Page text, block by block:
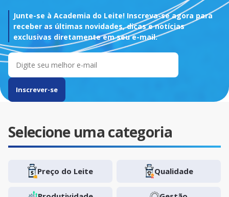
Junte-se à Academia do Leite! Inscreva-se agora para
receber as últimas novidades, dicas e notícias
exclusivas diretamente em seu e-mail.
Selecione uma categoria
Preço do Leite Qualidade